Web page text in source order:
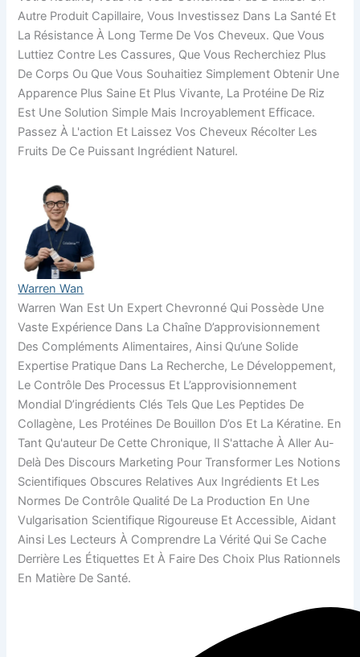
Autre Produit Capillaire, Vous Investissez Dans La Santé Et
La Résistance À Long Terme De Vos Cheveux. Que Vous
Luttiez Contre Les Cassures, Que Vous Recherchiez Plus
De Corps Ou Que Vous Souhaitiez Simplement Obtenir Une
Apparence Plus Saine Et Plus Vivante, La Protéine De Riz
Est Une Solution Simple Mais Incroyablement Efficace.
Passez À L'action Et Laissez Vos Cheveux Récolter Les
Fruits De Ce Puissant Ingrédient Naturel.
Warren Wan
Warren Wan Est Un Expert Chevronné Qui Possède Une
Vaste Expérience Dans La Chaîne D’approvisionnement
Des Compléments Alimentaires, Ainsi Qu’une Solide
Expertise Pratique Dans La Recherche, Le Développement,
Le Contrôle Des Processus Et L’approvisionnement
Mondial D’ingrédients Clés Tels Que Les Peptides De
Collagène, Les Protéines De Bouillon D’os Et La Kératine. En
Tant Qu'auteur De Cette Chronique, Il S'attache À Aller Au-
Delà Des Discours Marketing Pour Transformer Les Notions
Scientifiques Obscures Relatives Aux Ingrédients Et Les
Normes De Contrôle Qualité De La Production En Une
Vulgarisation Scientifique Rigoureuse Et Accessible, Aidant
Ainsi Les Lecteurs À Comprendre La Vérité Qui Se Cache
Derrière Les Étiquettes Et À Faire Des Choix Plus Rationnels
En Matière De Santé.